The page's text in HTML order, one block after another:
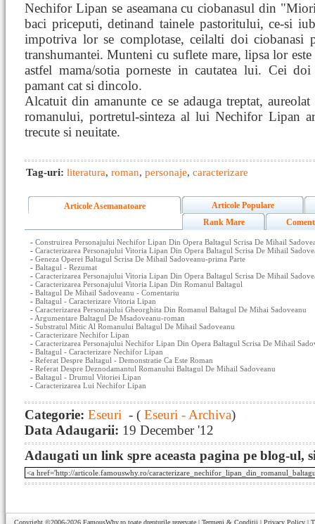
Nechifor Lipan se aseamana cu ciobanasul din
baci priceputi, detinand tainele pastoritului, ce-si
impotriva lor se complotase, ceilalti doi ciobanasi
transhumantei. Munteni cu suflete mare, lipsa lor
astfel mama/sotia porneste in cautatea lui. Cei
pamant cat si dincolo.
Alcatuit din amanunte ce se adauga treptat,
romanului, portretul-sinteza al lui Nechifor Lipan
trecute si neuitate.
Tag-uri: literatura, roman, personaje, caracterizare
Articole Asemanatoare
Articole Populare
Rank Mare
- Construirea Personajului Nechifor Lipan Din Opera Baltagul Scrisa De Mihail
- Caracterizarea Personajului Vitoria Lipan Din Opera Baltagul Scrisa De Mihail
- Geneza Operei Baltagul Scrisa De Mihail Sadoveanu-prima Parte
- Baltagul - Rezumat
- Caracterizarea Personajului Vitoria Lipan Din Opera Baltagul Scrisa De Mihail
- Caracterizarea Personajului Vitoria Lipan Din Romanul Baltagul
- Baltagul De Mihail Sadoveanu - Comentariu
- Baltagul - Caracterizare Vitoria Lipan
- Caracterizarea Personajului Gheorghita Din Romanul Baltagul De Mihai Sadoveanu
- Argumentare Baltagul De Msadoveanu-roman
- Substratul Mitic Al Romanului Baltagul De Mihail Sadoveanu
- Caracterizare Nechifor Lipan
- Caracterizarea Personajului Nechifor Lipan Din Opera Baltagul Scrisa De Mihail
- Baltagul - Caracterizare Nechifor Lipan
- Referat Despre Baltagul - Demonstratie Ca Este Roman
- Referat Despre Deznodamantul Romanului Baltagul De Mihail Sadoveanu
- Baltagul - Drumul Vitoriei Lipan
- Caracterizarea Lui Nechifor Lipan
Categorie: Eseuri - ( Eseuri - Archiva)
Data Adaugarii: 19 December '12
Adaugati un link spre aceasta pagina pe blog-ul,
Copyright ©2006-2026 FamousWhy.ro toate drepturile rezervate | Termeni & Conditii | Privacy Policy |